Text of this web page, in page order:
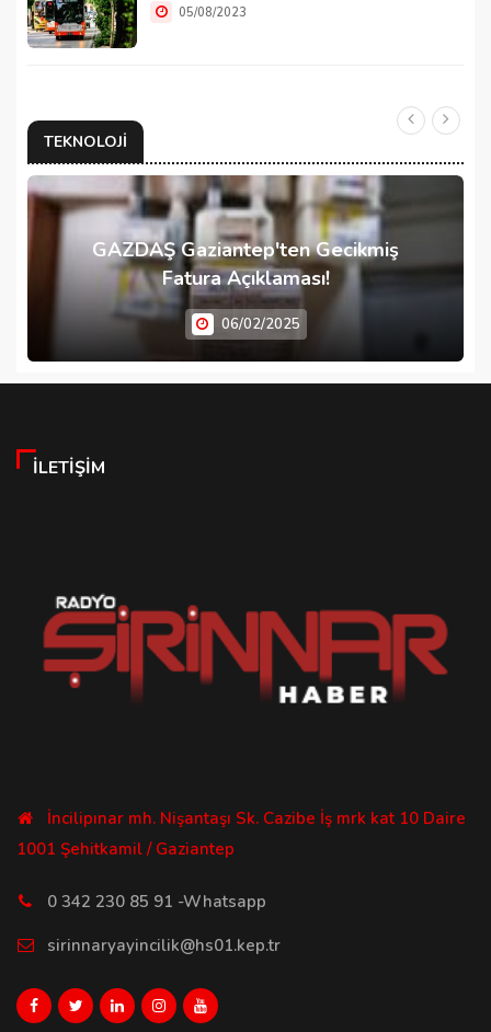
05/08/2023
TEKNOLOJI
GAZDAŞ Gaziantep'ten Gecikmiş
Fatura Açıklaması!
06/02/2025
İLETIŞIM
İncilipınar mh. Nişantaşı Sk. Cazibe İş mrk kat 10 Daire
1001 Şehitkamil / Gaziantep
0 342 230 85 91 -Whatsapp
sirinnaryayincilik@hs01.kep.tr